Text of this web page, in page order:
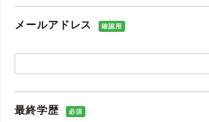
メールアドレス 確認用
最終学歴 必須